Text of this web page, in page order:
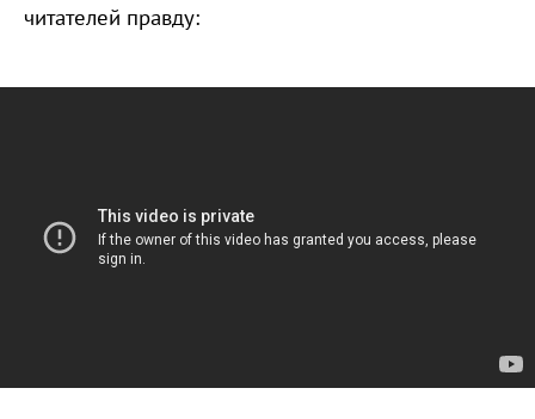
читателей правду: